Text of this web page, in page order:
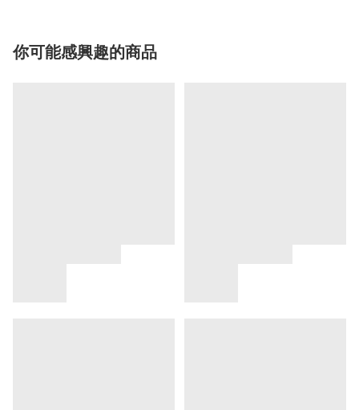
你可能感興趣的商品